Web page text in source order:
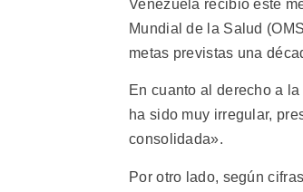
Venezuela recibió este
Mundial de la Salud
metas previstas una
En cuanto al derecho a
ha sido muy irregular,
consolidada».
Por otro lado, según